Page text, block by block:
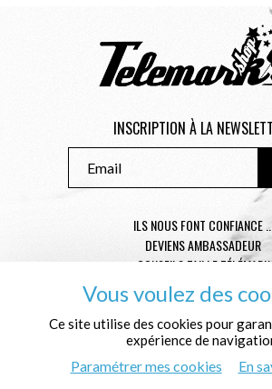
INSCRIPTION À LA
ILS NOUS FONT CONFIANCE
DEVIENS AMBASSADEUR
CONSEILS TAILLE TÉLÉMARK
CONDITIONS GÉNÉRALES DE
MENTIONS LÉGALES
POLITIQUE DE
QUI SOMMES NOUS ?
Vous voulez des
Ce site utilise des cookies pour
expérience de
Paramétrer mes cookies En